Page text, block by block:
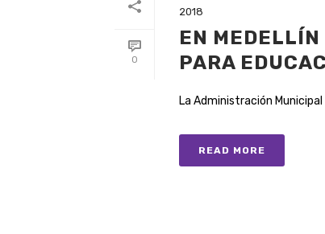
0
2018
EN
PARA
La Administración Municipal
READ MORE